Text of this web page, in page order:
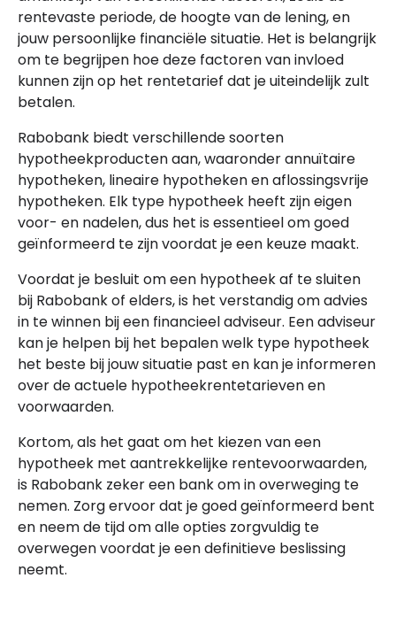
rentevaste periode, de hoogte van de lening, en
jouw persoonlijke financiële situatie. Het is belangrijk
om te begrijpen hoe deze factoren van invloed
kunnen zijn op het rentetarief dat je uiteindelijk zult
betalen.
Rabobank biedt verschillende soorten
hypotheekproducten aan, waaronder annuïtaire
hypotheken, lineaire hypotheken en aflossingsvrije
hypotheken. Elk type hypotheek heeft zijn eigen
voor- en nadelen, dus het is essentieel om goed
geïnformeerd te zijn voordat je een keuze maakt.
Voordat je besluit om een hypotheek af te sluiten
bij Rabobank of elders, is het verstandig om advies
in te winnen bij een financieel adviseur. Een adviseur
kan je helpen bij het bepalen welk type hypotheek
het beste bij jouw situatie past en kan je informeren
over de actuele hypotheekrentetarieven en
voorwaarden.
Kortom, als het gaat om het kiezen van een
hypotheek met aantrekkelijke rentevoorwaarden,
is Rabobank zeker een bank om in overweging te
nemen. Zorg ervoor dat je goed geïnformeerd bent
en neem de tijd om alle opties zorgvuldig te
overwegen voordat je een definitieve beslissing
neemt.